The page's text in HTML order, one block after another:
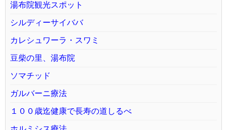
湯布院観光スポット
シルディーサイババ
カレシュワーラ・スワミ
豆柴の里、湯布院
ソマチッド
ガルバーニ療法
１００歳迄健康で長寿の道しるべ